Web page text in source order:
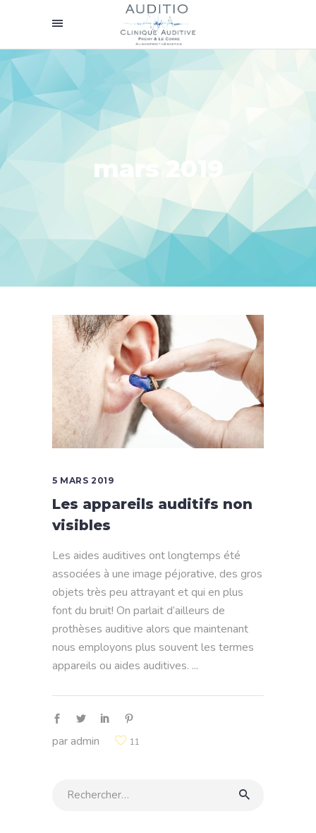
mars 2019
5 MARS 2019
Les appareils auditifs non
visibles
Les aides auditives ont longtemps été
associées à une image péjorative, des gros
objets très peu attrayant et qui en plus
font du bruit! On parlait d’ailleurs de
prothèses auditive alors que maintenant
nous employons plus souvent les termes
appareils ou aides auditives.
paradmin 11
Rechercher: